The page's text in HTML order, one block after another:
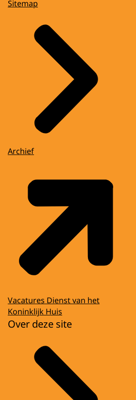
Sitemap
Archief
Vacatures Dienst van het
Koninklijk Huis
Over deze site